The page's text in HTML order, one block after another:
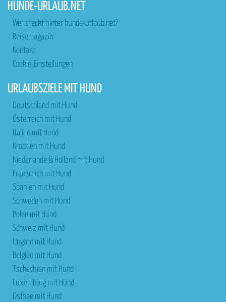
HUNDE-URLAUB.NET
Wer steckt hinter hunde-urlaub.net?
Reisemagazin
Kontakt
Cookie-Einstellungen
URLAUBSZIELE MIT HUND
Deutschland mit Hund
Österreich mit Hund
Italien mit Hund
Kroatien mit Hund
Niederlande & Holland mit Hund
Frankreich mit Hund
Spanien mit Hund
Schweden mit Hund
Polen mit Hund
Schweiz mit Hund
Ungarn mit Hund
Belgien mit Hund
Tschechien mit Hund
Luxemburg mit Hund
Ostsee mit Hund